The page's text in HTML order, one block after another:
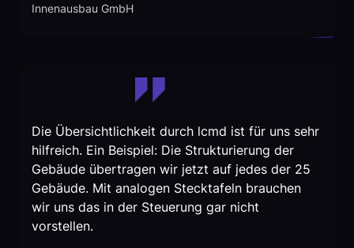
Innenausbau GmbH
Die Übersichtlichkeit durch lcmd ist für uns sehr
hilfreich. Ein Beispiel: Die Strukturierung der
Gebäude übertragen wir jetzt auf jedes der 25
Gebäude. Mit analogen Stecktafeln brauchen
wir uns das in der Steuerung gar nicht
vorstellen.